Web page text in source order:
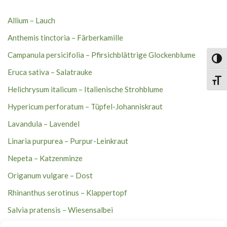
Allium – Lauch
Anthemis tinctoria – Färberkamille
Campanula persicifolia – Pfirsichblättrige Glockenblume
Eruca sativa – Salatrauke
Helichrysum italicum – Italienische Strohblume
Hypericum perforatum – Tüpfel-Johanniskraut
Lavandula – Lavendel
Linaria purpurea – Purpur-Leinkraut
Nepeta – Katzenminze
Origanum vulgare – Dost
Rhinanthus serotinus – Klappertopf
Salvia pratensis – Wiesensalbei